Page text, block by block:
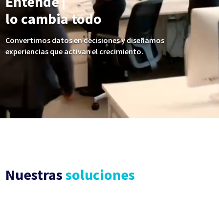
lo cambia todo
Convertimos datos en decisiones y diseñamos
experiencias que activan el crecimiento.
Nuestrassoluciones